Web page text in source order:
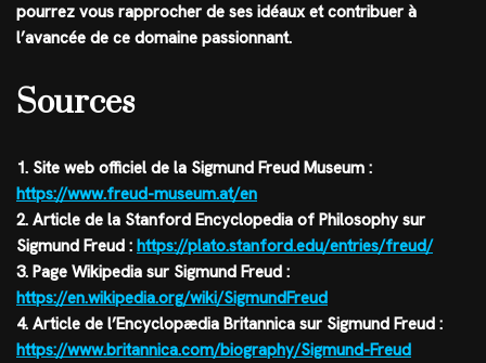
pourrez vous rapprocher de ses idéaux et contribuer à
l’avancée de ce domaine passionnant.
Sources
1. Site web officiel de la Sigmund Freud Museum :
https://www.freud-museum.at/en
2. Article de la Stanford Encyclopedia of Philosophy sur
Sigmund Freud : https://plato.stanford.edu/entries/freud/
3. Page Wikipedia sur Sigmund Freud :
https://en.wikipedia.org/wiki/SigmundFreud
4. Article de l’Encyclopædia Britannica sur Sigmund Freud :
https://www.britannica.com/biography/Sigmund-Freud